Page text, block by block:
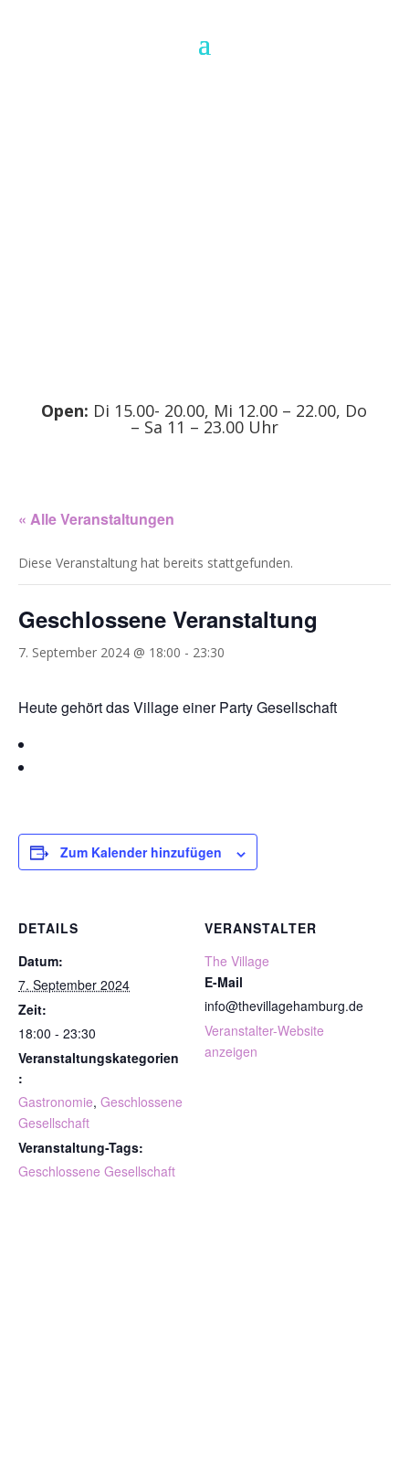
Open: Di 15.00- 20.00, Mi 12.00 – 22.00, Do
– Sa 11 – 23.00 Uhr
« Alle Veranstaltungen
Diese Veranstaltung hat bereits stattgefunden.
Geschlossene Veranstaltung
7. September 2024 @ 18:00 - 23:30
Heute gehört das Village einer Party Gesellschaft
Zum Kalender hinzufügen
DETAILS
Datum:
7. September 2024
Zeit:
18:00 - 23:30
Veranstaltungskategorien
:
Gastronomie, Geschlossene
Gesellschaft
Veranstaltung-Tags:
Geschlossene Gesellschaft
VERANSTALTER
The Village
E-Mail
info@thevillagehamburg.de
Veranstalter-Website
anzeigen